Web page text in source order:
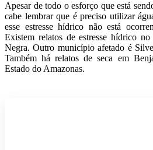
Apesar de todo o esforço que está
cabe lembrar que é preciso utilizar
esse estresse hídrico não está
Existem relatos de estresse hídrico
Negra. Outro município afetado é
Também há relatos de seca em
Estado do Amazonas.